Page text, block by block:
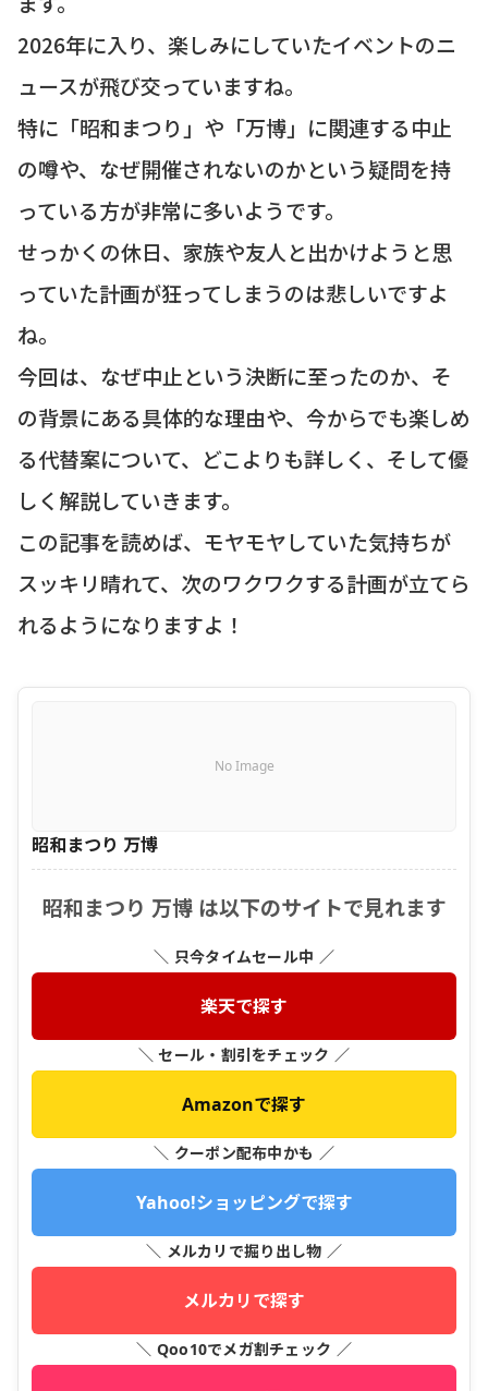
2026年に入り、楽しみにしていたイベントのニ
ュースが飛び交っていますね。
特に「昭和まつり」や「万博」に関連する中止
の噂や、なぜ開催されないのかという疑問を持
っている方が非常に多いようです。
せっかくの休日、家族や友人と出かけようと思
っていた計画が狂ってしまうのは悲しいですよ
ね。
今回は、なぜ中止という決断に至ったのか、そ
の背景にある具体的な理由や、今からでも楽しめ
る代替案について、どこよりも詳しく、そして優
しく解説していきます。
この記事を読めば、モヤモヤしていた気持ちが
スッキリ晴れて、次のワクワクする計画が立てら
れるようになりますよ！
No Image
昭和まつり 万博
昭和まつり 万博 は以下のサイトで見れます
＼ 只今タイムセール中 ／
楽天で探す
＼ セール・割引をチェック ／
Amazonで探す
＼ クーポン配布中かも ／
Yahoo!ショッピングで探す
＼ メルカリで掘り出し物 ／
メルカリで探す
＼ Qoo10でメガ割チェック ／